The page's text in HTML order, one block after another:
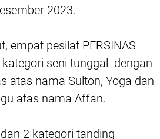
2023.
empat pesilat PERSINAS
seni tunggal dengan
atas nama Sulton, Yoga dan
atas nama Affan.
2 kategori tanding